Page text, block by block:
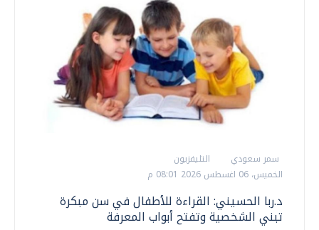
سمر سعودي
التليفزيون
الخميس، 06 اغسطس 2026 08:01 م
د.ربا الحسيني: القراءة للأطفال في سن مبكرة
تبني الشخصية وتفتح أبواب المعرفة